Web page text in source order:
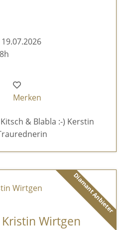
Merken
& Blabla :-) Kerstin
Diamant Anbieter
Wirtgen